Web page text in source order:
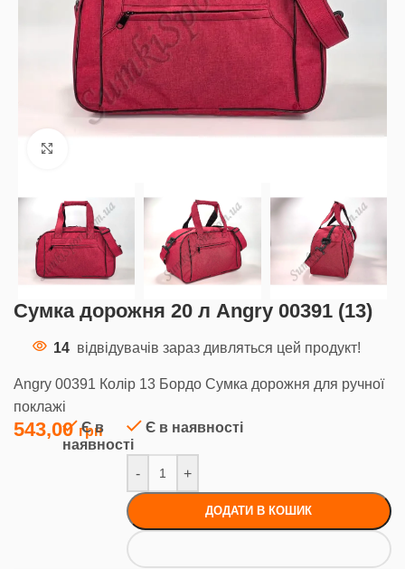
Сумка дорожня 20 л Angry 00391 (13)
14 відвідувачів зараз дивляться цей продукт!
Angry 00391 Колір 13 Бордо Сумка дорожня для ручної
поклажі
543,00 Є в
наявності
Є в наявності
- +
ДОДАТИ В КОШИК